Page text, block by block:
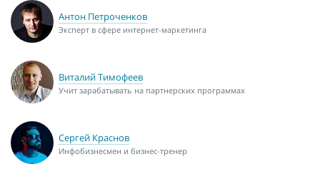
Антон Петроченков
Эксперт в сфере интернет-маркетинга
Виталий Тимофеев
Учит зарабатывать на партнерских программах
Сергей Краснов
Инфобизнесмен и бизнес-тренер